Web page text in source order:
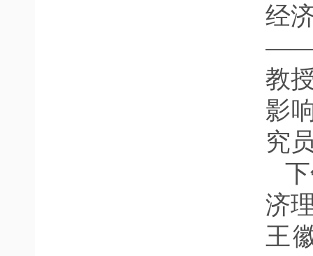
经
——
教
影
究
济
王